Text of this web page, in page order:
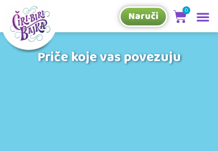
Naruči
Priče koje vas povezuju